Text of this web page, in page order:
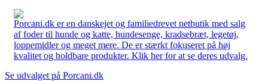
Porcani.dk er en danskejet og familiedrevet netbutik med salg
af foder til hunde og katte, hundesenge, kradsebræt, legetøj,
loppemidler og meget mere. De er stærkt fokuseret på høj
kvalitet og holdbare produkter. Klik her for at se deres udvalg.
Se udvalget på Porcani.dk